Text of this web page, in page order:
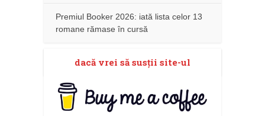
Premiul Booker 2026: iată lista celor 13
romane rămase în cursă
dacă vrei să susţii site-ul